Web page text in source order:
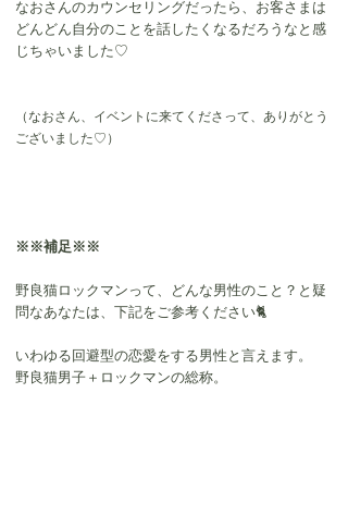
なおさんのカウンセリングだったら、お客さまは
どんどん自分のことを話したくなるだろうなと感
じちゃいました♡
（なおさん、イベントに来てくださって、ありがとう
ございました♡）
※※補足※※
野良猫ロックマンって、どんな男性のこと？と疑
問なあなたは、下記をご参考ください🐈
いわゆる回避型の恋愛をする男性と言えます。
野良猫男子＋ロックマンの総称。